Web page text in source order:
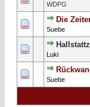
WDPG
Die
Suebe
0
Luki
Suebe
0